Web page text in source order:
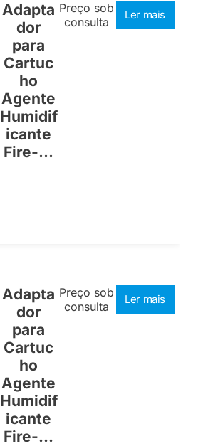
Adapta
dor
para
Cartuc
ho
Agente
Humidif
icante
Fire-...
Preço sob
consulta
Ler mais
Adapta
dor
para
Cartuc
ho
Agente
Humidif
icante
Fire-...
Preço sob
consulta
Ler mais